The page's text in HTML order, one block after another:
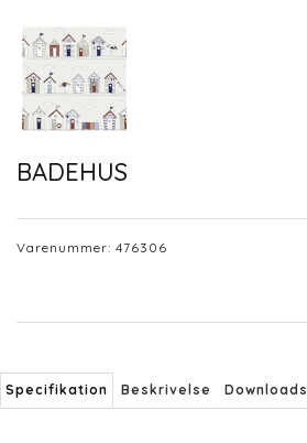
BADEHUS
Varenummer: 476306
Specifikation Beskrivelse Downloads